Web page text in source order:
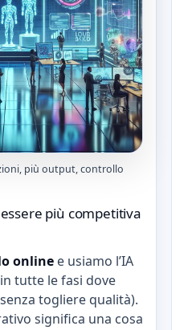
più output, controllo
più competitiva
online e usiamo l’IA
tutte le fasi dove
togliere qualità).
significa una cosa